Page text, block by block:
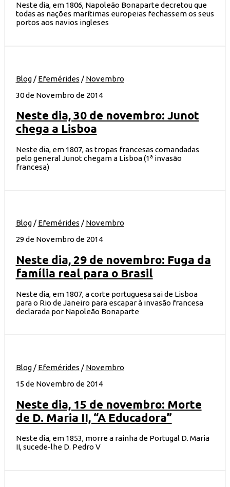
Neste dia, em 1806, Napoleão Bonaparte decretou que
todas as nações marítimas europeias fechassem os seus
portos aos navios ingleses
Blog/ Efemérides / Novembro
30 de Novembro de 2014
Neste dia, 30 de novembro: Junot
chega a Lisboa
Neste dia, em 1807, as tropas francesas comandadas
pelo general Junot chegam a Lisboa (1ª invasão
francesa)
Blog/ Efemérides / Novembro
29 de Novembro de 2014
Neste dia, 29 de novembro: Fuga da
família real para o Brasil
Neste dia, em 1807, a corte portuguesa sai de Lisboa
para o Rio de Janeiro para escapar à invasão francesa
declarada por Napoleão Bonaparte
Blog/ Efemérides / Novembro
15 de Novembro de 2014
Neste dia, 15 de novembro: Morte
de D. Maria II, “A Educadora”
Neste dia, em 1853, morre a rainha de Portugal D. Maria
II, sucede-lhe D. Pedro V